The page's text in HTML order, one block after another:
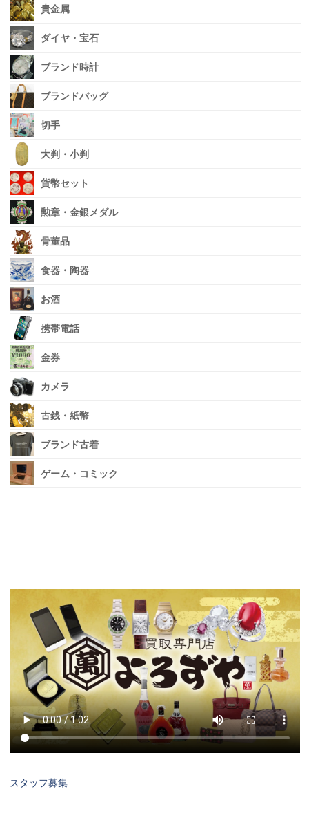
貴金属
ダイヤ・宝石
ブランド時計
ブランドバッグ
切手
大判・小判
貨幣セット
勲章・金銀メダル
骨董品
食器・陶器
お酒
携帯電話
金券
カメラ
古銭・紙幣
ブランド古着
ゲーム・コミック
スタッフ募集